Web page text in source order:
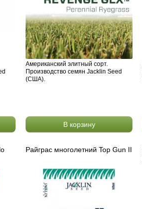
Американский элитный сорт.
Производство семян Jacklin Seed
(США).
В корзину
Райграс многолетний Top Gun II